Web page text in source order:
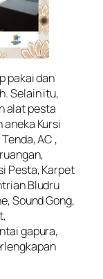
pakai dan
Selain itu,
alat pesta
Kursi
AC ,
Pesta, Karpet
Bludru
Sound Gong,
gapura,